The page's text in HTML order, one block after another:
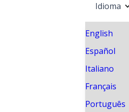
Idioma
English
Español
Italiano
Français
Português